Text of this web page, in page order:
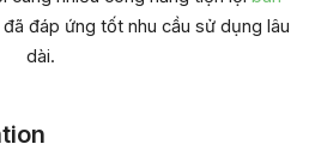
đã đáp ứng tốt nhu cầu sử dụng lâu
dài.